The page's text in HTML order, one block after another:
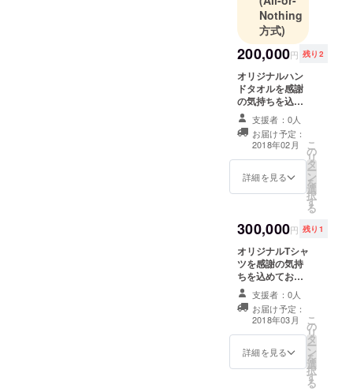
Nothing
方式)
200,000円 残り2
オリジナルハン
ドタオルを感謝
の気持ちを込め
てお送りしま
す。支援者：0人
お届け予定：
2018年02月
詳細を見る
こ
の
リ
タ
ー
ン
を
選
択
す
る
300,000円 残り1
オリジナルTシャ
ツを感謝の気持
ちを込めてお送
りします。
支援者：0人
お届け予定：
2018年03月
詳細を見る
こ
の
リ
タ
ー
ン
を
選
択
す
る